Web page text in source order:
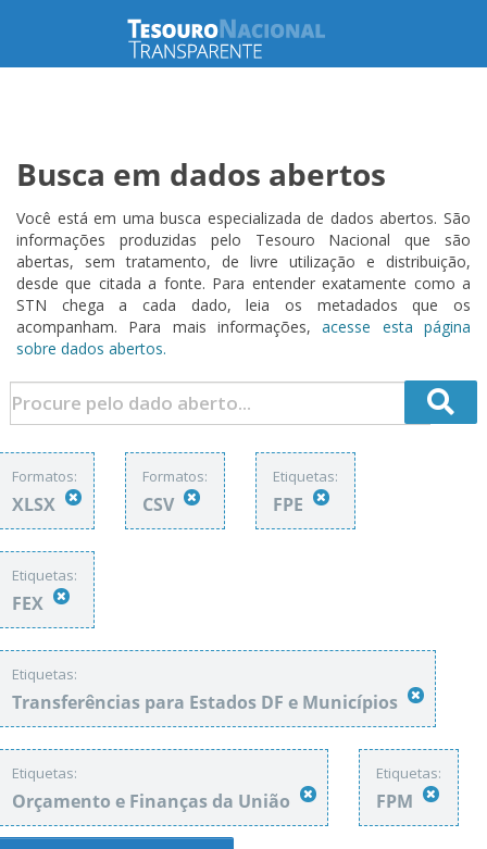
Busca em dados abertos
Você está em uma busca especializada de dados abertos. São
informações produzidas pelo Tesouro Nacional que são
abertas, sem tratamento, de livre utilização e distribuição,
desde que citada a fonte. Para entender exatamente como a
STN chega a cada dado, leia os metadados que os
acompanham. Para mais informações,acesse esta página
sobre dados abertos.
Formatos:
XLSX
Formatos:
CSV
Etiquetas:
FPE
Etiquetas:
FEX
Etiquetas:
Transferências para Estados DF e Municípios
Etiquetas:
Orçamento e Finanças da União
Etiquetas:
FPM